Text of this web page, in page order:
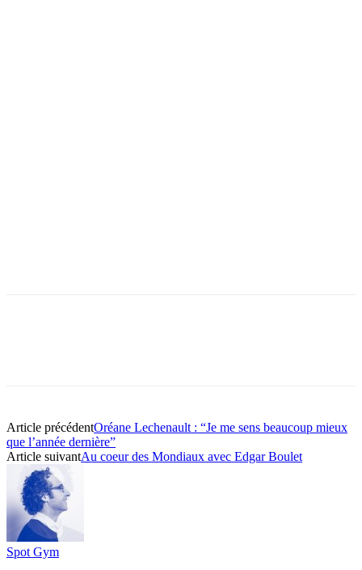
Article précédentOréane Lechenault : “Je me sens beaucoup mieux
que l’année dernière”
Article suivantAu coeur des Mondiaux avec Edgar Boulet
Spot Gym